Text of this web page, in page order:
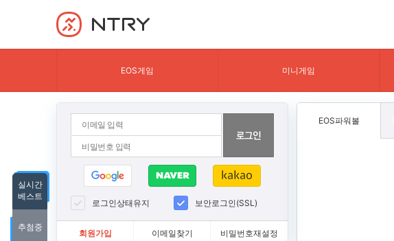
NTRY
EOS게임 미니게임
로그인상태유지 보안로그인(SSL)
회원가입 이메일찾기 비밀번호재설정
EOS파워볼
실시간
베스트
추첨중